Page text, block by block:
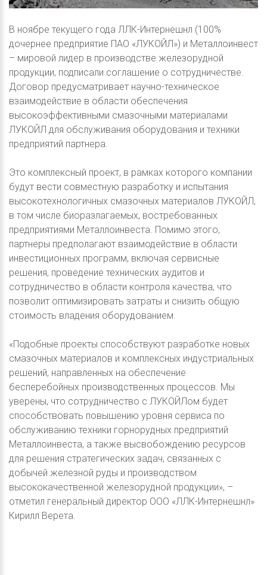
В ноябре текущего года ЛЛК-Интернешнл (100%
дочернее предприятие ПАО «ЛУКОЙЛ») и Металлоинвест
– мировой лидер в производстве железорудной
продукции, подписали соглашение о сотрудничестве.
Договор предусматривает научно-техническое
взаимодействие в области обеспечения
высокоэффективными смазочными материалами
ЛУКОЙЛ для обслуживания оборудования и техники
предприятий партнера.
Это комплексный проект, в рамках которого компании
будут вести совместную разработку и испытания
высокотехнологичных смазочных материалов ЛУКОЙЛ,
в том числе биоразлагаемых, востребованных
предприятиями Металлоинвеста. Помимо этого,
партнеры предполагают взаимодействие в области
инвестиционных программ, включая сервисные
решения, проведение технических аудитов и
сотрудничество в области контроля качества, что
позволит оптимизировать затраты и снизить общую
стоимость владения оборудованием.
​«Подобные проекты способствуют разработке новых
смазочных материалов и комплексных индустриальных
решений, направленных на обеспечение
бесперебойных производственных процессов. Мы
уверены, что сотрудничество с ЛУКОЙЛом будет
способствовать повышению уровня сервиса по
обслуживанию техники горнорудных предприятий
Металлоинвеста, а также высвобождению ресурсов
для решения стратегических задач, связанных с
добычей железной руды и производством
высококачественной железорудной продукции», –
отметил генеральный директор ООО «ЛЛК-Интернешнл»
Кирилл Верета.